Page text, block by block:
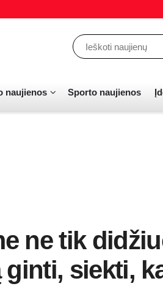
naujienos Sporto naujienos
ne tik
ginti, siekti,